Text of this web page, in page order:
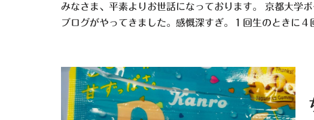
みなさま、平素よりお世話になっております。 京都大学
ブログがやってきました。感慨深すぎ。１回生のときに